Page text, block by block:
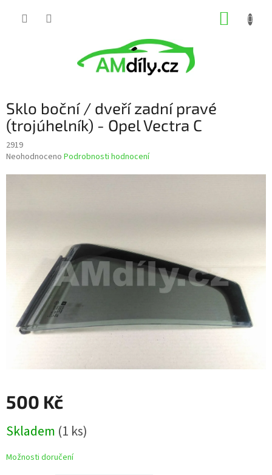
Sklo boční / dveří zadní pravé
(trojúhelník) - Opel Vectra C
2919
Průměrné
Neohodnoceno Podrobnosti hodnocení
500 Kč
cena:
Skladem (1 ks)
Možnosti doručení